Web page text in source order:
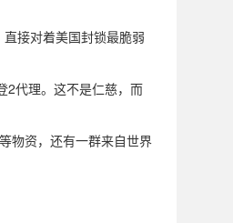
直接对着美国封锁最脆弱
2代理。这不是仁慈，而
物资，还有一群来自世界